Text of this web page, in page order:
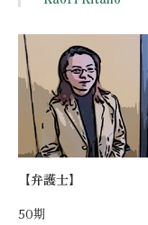
【弁護士】
50期